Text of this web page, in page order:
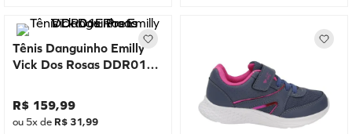
Tênis Danguinho Emilly
Vick Dos Rosas DDR01E
R$ 159,99
ou 5x de R$ 31,99